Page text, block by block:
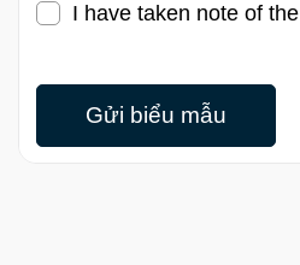
I have taken note of the
Gửi biểu mẫu